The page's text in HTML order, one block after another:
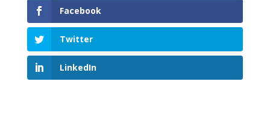
Facebook
Twitter
LinkedIn